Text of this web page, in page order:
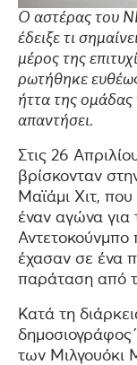
Ο αστέρας του
έδειξε τι
μέρος της
ρωτήθηκε
ήττα της ομάδας
απαντήσει.
Στις 26
βρίσκονταν
Μαϊάμι Χιτ,
έναν αγώνα για
Αντετοκούνμπο
έχασαν σε ένα
παράταση από
Κατά τη
των Μιλγουόκι